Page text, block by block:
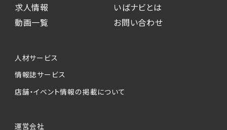
求人情報
動画一覧
いばナビとは
お問い合わせ
人材サービス
情報誌サービス
店舗・イベント情報の掲載について
運営会社